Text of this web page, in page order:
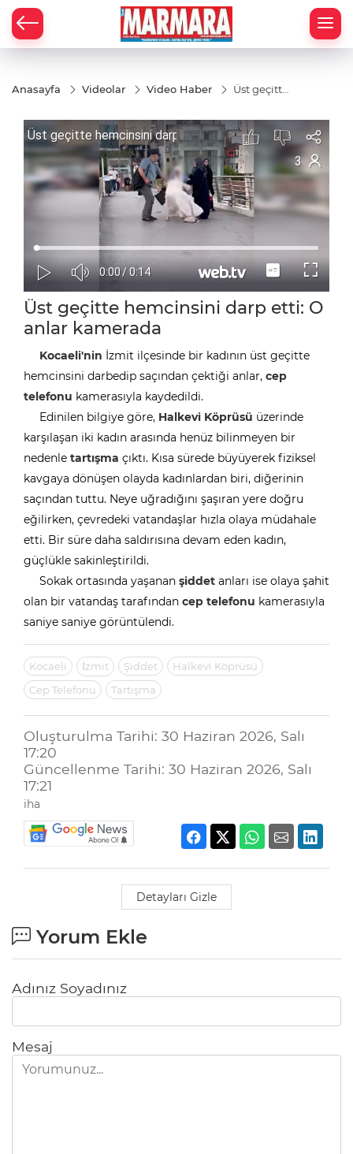
Anasayfa Videolar Video Haber
Üst geçitte
anlar
kamerada
Üst geçitte hemcinsini darp etti: O
anlar kamerada
Kocaeli'nin İzmit ilçesinde bir kadının üst geçitte
hemcinsini darbedip saçından çektiği anlar, cep
telefonu kamerasıyla kaydedildi.
Edinilen bilgiye göre, Halkevi Köprüsü üzerinde
karşılaşan iki kadın arasında henüz bilinmeyen bir
nedenle tartışma çıktı. Kısa sürede büyüyerek fiziksel
kavgaya dönüşen olayda kadınlardan biri, diğerinin
saçından tuttu. Neye uğradığını şaşıran yere doğru
eğilirken, çevredeki vatandaşlar hızla olaya müdahale
etti. Bir süre daha saldırısına devam eden kadın,
güçlükle sakinleştirildi.
Sokak ortasında yaşanan şiddet anları ise olaya şahit
olan bir vatandaş tarafından cep telefonu kamerasıyla
saniye saniye görüntülendi.
Kocaeli İzmit Şiddet
Halkevi Köprüsü
Cep Telefonu
Tartışma
Oluşturulma Tarihi: 30 Haziran 2026, Salı
17:20
Güncellenme Tarihi: 30 Haziran 2026, Salı
17:21
iha
Detayları Gizle
Yorum Ekle
Adınız Soyadınız
Mesaj